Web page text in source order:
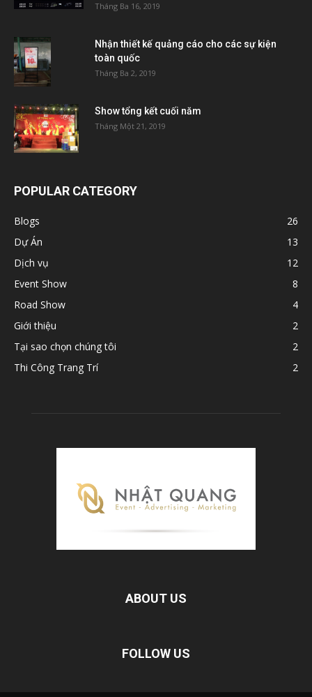
Tháng Ba 16, 2019
Nhận thiết kế quảng cáo cho các sự kiện
toàn quốc
Tháng Ba 2, 2019
Show tổng kết cuối năm
Tháng Một 21, 2019
POPULAR CATEGORY
Blogs
26
Dự Án
13
Dịch vụ
12
Event Show
8
Road Show
4
Giới thiệu
2
Tại sao chọn chúng tôi
2
Thi Công Trang Trí
2
ABOUT US
FOLLOW US